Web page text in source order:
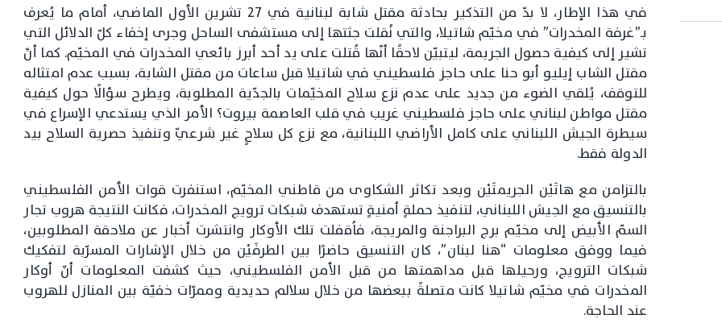
في هذا الإطار، لا بدّ من التذكير بحادثة مقتل شابة لبنانية في 27 تشرين الأول الماضي، أمام ما يُعرف
بـ”غرفة المخدرات” في مخيّم شاتيلا، والتي نُقلت جثتها إلى مستشفى الساحل وجرى إخفاء كلّ الدلائل التي
تشير إلى كيفية حصول الجريمة، ليتبيّن لاحقًا أنّها قُتلت على يد أحد أبرز بائعي المخدرات في المخيّم. كما أنّ
مقتل الشاب إيليو أبو حنا على حاجز فلسطيني في شاتيلا قبل ساعات من مقتل الشابة، بسبب عدم امتثاله
للتوقف، يُلقي الضوء من جديد على عدم نزع سلاح المخيّمات بالجدّية المطلوبة، ويطرح سؤالًا حول كيفية
مقتل مواطن لبناني على حاجز فلسطيني غريب في قلب العاصمة بيروت؟ الأمر الذي يستدعي الإسراع في
سيطرة الجيش اللبناني على كامل الأراضي اللبنانية، مع نزع كل سلاحٍ غير شرعيّ وتنفيذ حصرية السلاح بيد
الدولة فقط.
بالتزامن مع هاتَيْن الجريمتَيْن وبعد تكاثر الشكاوى من قاطني المخيّم، استنفرت قوات الأمن الفلسطيني
بالتنسيق مع الجيش اللبناني، لتنفيذ حملةٍ أمنيةٍ تستهدف شبكات ترويج المخدرات، فكانت النتيجة هروب تجار
السمّ الأبيض إلى مخيّم برج البراجنة والمريجة، فاُقفلت تلك الأوكار وانتشرت أخبار عن ملاحقة المطلوبين،
فيما ووفق معلومات “هنا لبنان”، كان التنسيق حاضرًا بين الطرفَيْن من خلال الإشارات المسرّبة لتفكيك
شبكات الترويج، ورحيلها قبل مداهمتها من قبل الأمن الفلسطيني، حيث كشفت المعلومات أنّ أوكار
المخدرات في مخيّم شاتيلا كانت متصلةً ببعضها من خلال سلالم حديدية وممرّات خفيّة بين المنازل للهروب
عند الحاجة.